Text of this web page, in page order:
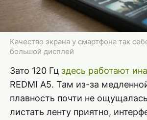
Качество экрана у смартфона так
большой дисплей
Зато 120 Гц здесь работают
REDMI A5. Там из-за
плавность почти не
листать ленту приятно,